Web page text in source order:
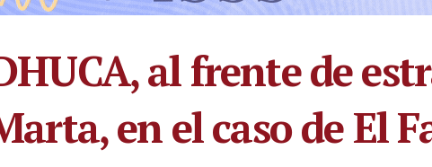
al frente de
en el caso de El